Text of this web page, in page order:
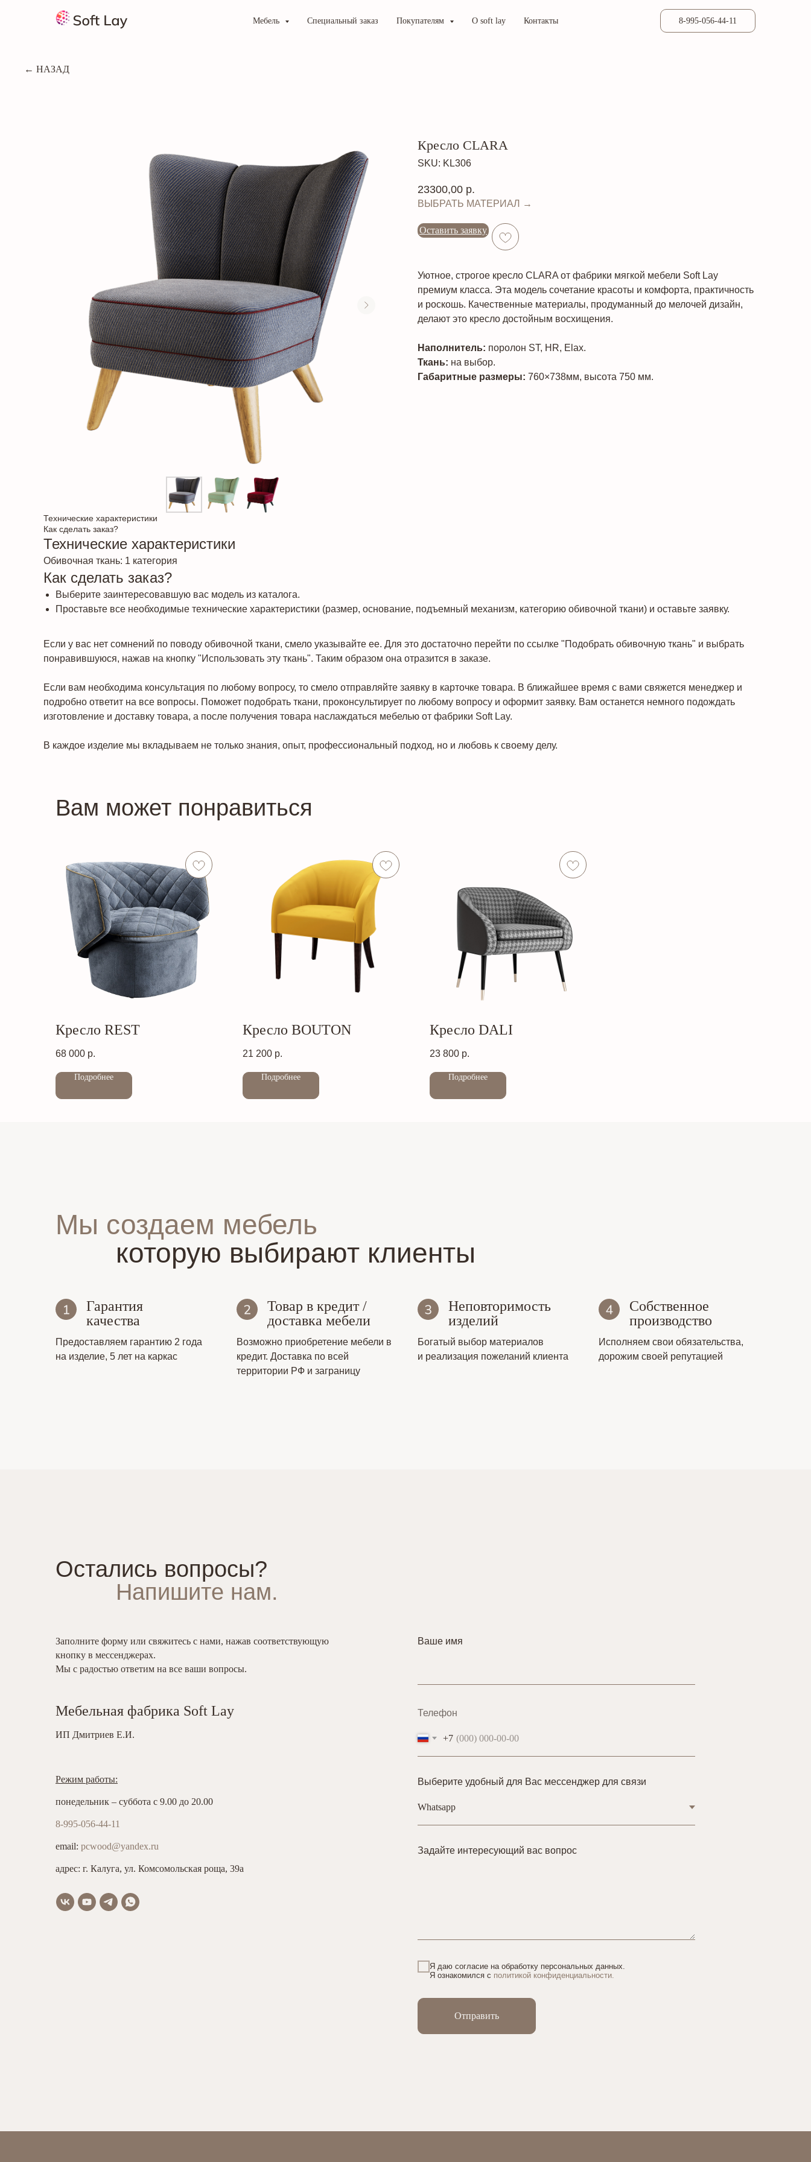
Мебель Специальный заказ Покупателям О soft lay Контакты 8-995-056-44-11
← НАЗАД
Кресло CLARA
SKU: KL306
23300,00 р.
ВЫБРАТЬ МАТЕРИАЛ →
Оставить заявку
Уютное, строгое кресло CLARA от фабрики мягкой мебели Soft Lay
премиум класса. Эта модель сочетание красоты и комфорта, практичность
и роскошь. Качественные материалы, продуманный до мелочей дизайн,
делают это кресло достойным восхищения.
Наполнитель: поролон ST, HR, Elax.
Ткань: на выбор.
Габаритные размеры: 760×738мм, высота 750 мм.
Технические характеристики
Как сделать заказ?
Технические характеристики
Обивочная ткань: 1 категория
Как сделать заказ?
Выберите заинтересовавшую вас модель из каталога.
Проставьте все необходимые технические характеристики (размер, основание, подъемный механизм, категорию обивочной ткани) и оставьте заявку.
Если у вас нет сомнений по поводу обивочной ткани, смело указывайте ее. Для это достаточно перейти по ссылке "Подобрать обивочную ткань" и выбрать
понравившуюся, нажав на кнопку "Использовать эту ткань". Таким образом она отразится в заказе.
Если вам необходима консультация по любому вопросу, то смело отправляйте заявку в карточке товара. В ближайшее время с вами свяжется менеджер и
подробно ответит на все вопросы. Поможет подобрать ткани, проконсультирует по любому вопросу и оформит заявку. Вам останется немного подождать
изготовление и доставку товара, а после получения товара наслаждаться мебелью от фабрики Soft Lay.
В каждое изделие мы вкладываем не только знания, опыт, профессиональный подход, но и любовь к своему делу.
Вам может понравиться
Кресло REST
68 000 р.
Подробнее
Кресло BOUTON
21 200 р.
Подробнее
Кресло DALI
23 800 р.
Подробнее
Мы создаем мебель
которую выбирают клиенты
Гарантия
качества
Предоставляем гарантию 2 года
на изделие, 5 лет на каркас
Товар в кредит /
доставка мебели
Возможно приобретение мебели в
кредит. Доставка по всей
территории РФ и заграницу
Неповторимость
изделий
Богатый выбор материалов
и реализация пожеланий клиента
Собственное
производство
Исполняем свои обязательства,
дорожим своей репутацией
Остались вопросы?
Напишите нам.
Заполните форму или свяжитесь с нами, нажав соответствующую
кнопку в мессенджерах.
Мы с радостью ответим на все ваши вопросы.
Мебельная фабрика Soft Lay
ИП Дмитриев Е.И.
Режим работы:
понедельник – суббота с 9.00 до 20.00
8-995-056-44-11
email: pcwood@yandex.ru
адрес: г. Калуга, ул. Комсомольская роща, 39а
Ваше имя
Телефон
+7
Выберите удобный для Вас мессенджер для связи
Задайте интересующий вас вопрос
Я даю согласие на обработку персональных данных.
Я ознакомился с политикой конфиденциальности.
Отправить